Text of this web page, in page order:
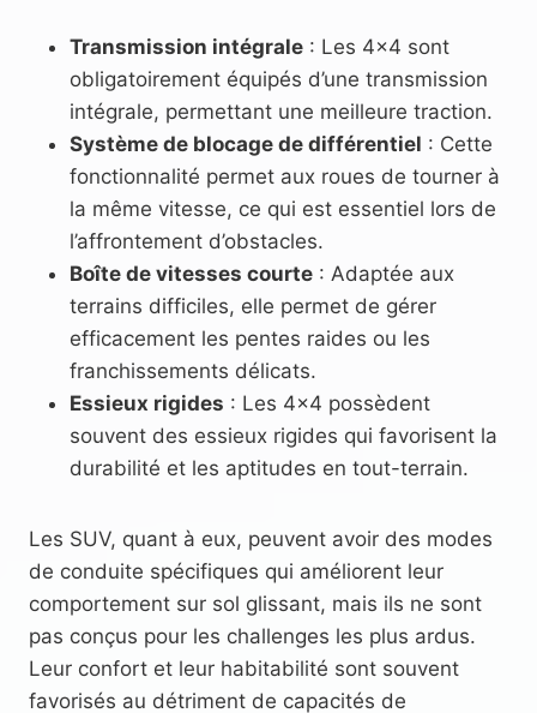
Transmission intégrale : Les 4×4 sont
obligatoirement équipés d’une transmission
intégrale, permettant une meilleure traction.
Système de blocage de différentiel : Cette
fonctionnalité permet aux roues de tourner à
la même vitesse, ce qui est essentiel lors de
l’affrontement d’obstacles.
Boîte de vitesses courte : Adaptée aux
terrains difficiles, elle permet de gérer
efficacement les pentes raides ou les
franchissements délicats.
Essieux rigides : Les 4×4 possèdent
souvent des essieux rigides qui favorisent la
durabilité et les aptitudes en tout-terrain.
Les SUV, quant à eux, peuvent avoir des modes
de conduite spécifiques qui améliorent leur
comportement sur sol glissant, mais ils ne sont
pas conçus pour les challenges les plus ardus.
Leur confort et leur habitabilité sont souvent
favorisés au détriment de capacités de